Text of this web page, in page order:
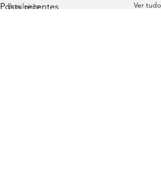
Brasileirão
Posts recentes Ver tudo